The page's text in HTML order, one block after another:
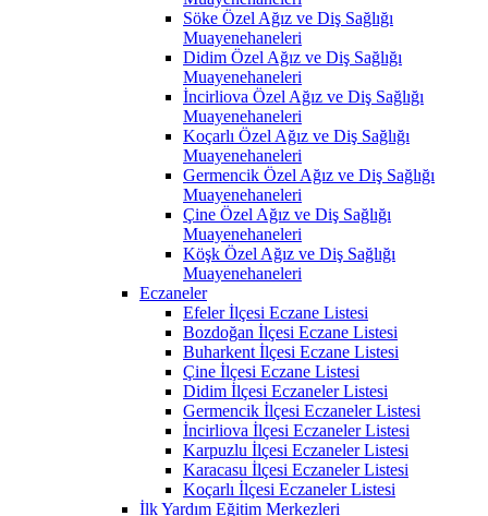
Söke Özel Ağız ve Diş Sağlığı
Muayenehaneleri
Didim Özel Ağız ve Diş Sağlığı
Muayenehaneleri
İncirliova Özel Ağız ve Diş Sağlığı
Muayenehaneleri
Koçarlı Özel Ağız ve Diş Sağlığı
Muayenehaneleri
Germencik Özel Ağız ve Diş Sağlığı
Muayenehaneleri
Çine Özel Ağız ve Diş Sağlığı
Muayenehaneleri
Köşk Özel Ağız ve Diş Sağlığı
Muayenehaneleri
Eczaneler
Efeler İlçesi Eczane Listesi
Bozdoğan İlçesi Eczane Listesi
Buharkent İlçesi Eczane Listesi
Çine İlçesi Eczane Listesi
Didim İlçesi Eczaneler Listesi
Germencik İlçesi Eczaneler Listesi
İncirliova İlçesi Eczaneler Listesi
Karpuzlu İlçesi Eczaneler Listesi
Karacasu İlçesi Eczaneler Listesi
Koçarlı İlçesi Eczaneler Listesi
İlk Yardım Eğitim Merkezleri